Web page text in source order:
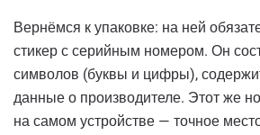
Вернёмся к упаковке: на ней
стикер с серийным номером. Он
символов (буквы и цифры),
данные о производителе. Этот же
на самом устройстве — точное